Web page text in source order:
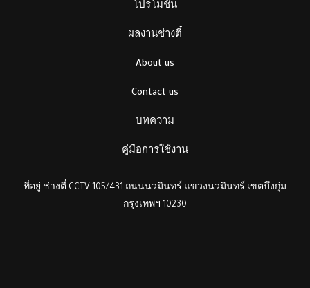
โปรโมชั่น
ผลงานช่างตี๋
About us
Contact us
บทความ
คู่มือการใช้งาน
ที่อยู่ ช่างตี๋ CCTV 105/431 ถนนนวมินทร์ แขวงนวมินทร์ เขตบึงกุ่ม
กรุงเทพฯ 10230